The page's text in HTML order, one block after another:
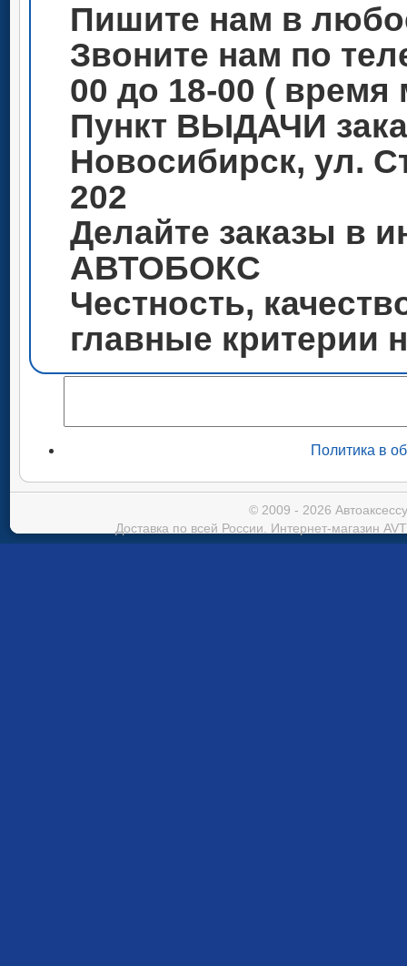
Пишите нам в
Звоните нам по
00 до 18-00 ( время
Пункт ВЫДАЧИ
Новосибирск, ул.
202
Делайте заказы в
АВТОБОКС
Честность,
главные критерии
Политика в
© 2009 - 2026
Доставка по всей России. Интернет-магазин